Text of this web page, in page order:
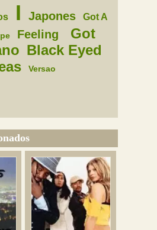
I Japones
Got A
Feeling
Got
Black Eyed
Versao